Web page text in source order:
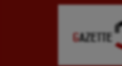
Wakeboard
Water-polo